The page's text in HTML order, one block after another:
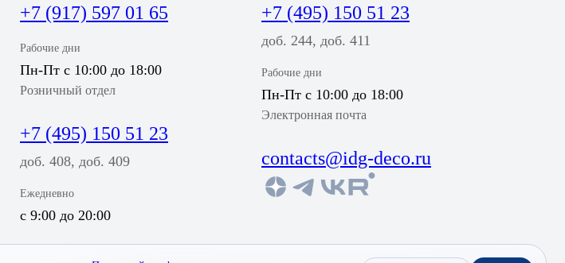
+7 (917) 597 01 65
Рабочие дни
Пн-Пт с 10:00 до 18:00
Розничный отдел
+7 (495) 150 51 23
доб. 408, доб. 409
Ежедневно
с 9:00 до 20:00
+7 (495) 150 51 23
доб. 244, доб. 411
Рабочие дни
Пн-Пт с 10:00 до 18:00
Электронная почта
contacts@idg-deco.ru